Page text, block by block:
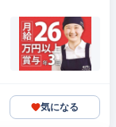
気になる